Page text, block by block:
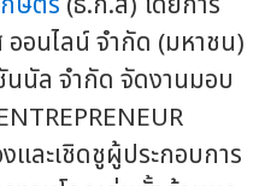
อนไลน์ จำกัด (มหาชน)
นนัล จำกัด จัดงานมอบ
และเชิดชูผู้ประกอบการ